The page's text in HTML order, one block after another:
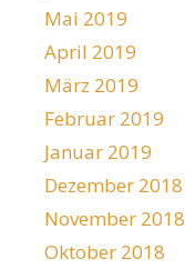
Mai 2019
April 2019
März 2019
Februar 2019
Januar 2019
Dezember 2018
November 2018
Oktober 2018